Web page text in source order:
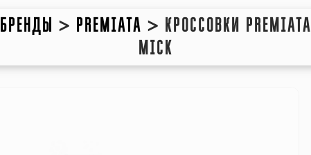
БРЕНДЫ > PREMIATA > КРОССОВКИ PREMIATA
MICK